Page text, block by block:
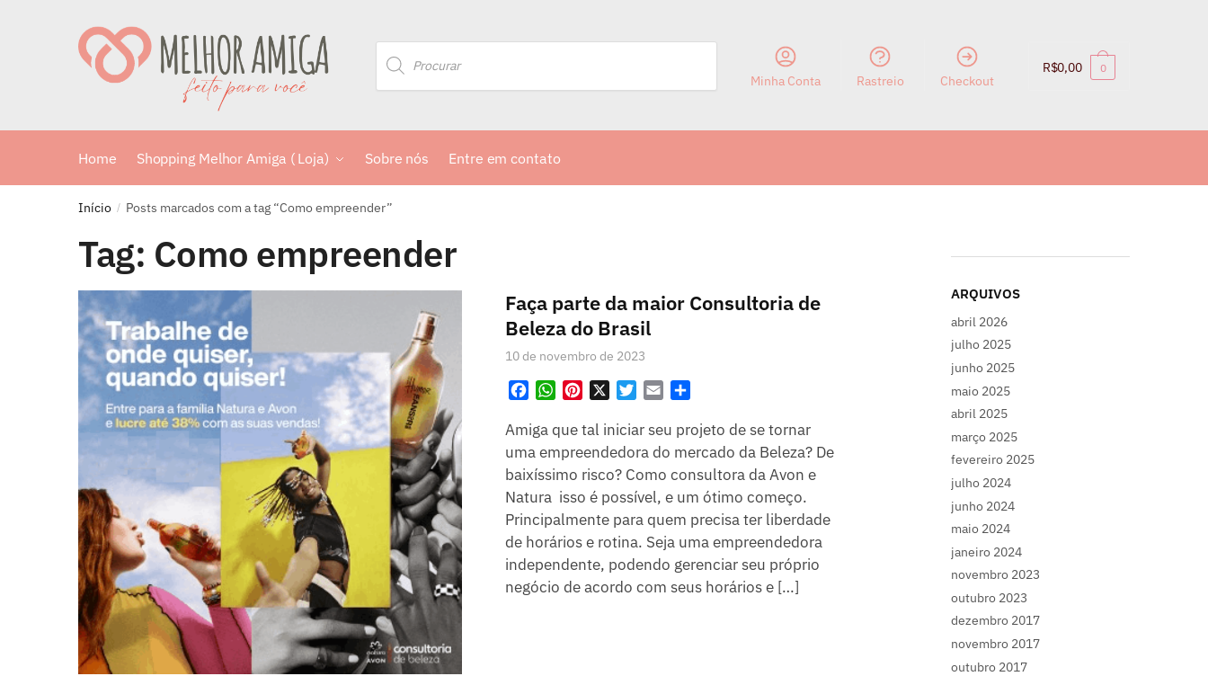
Minha Conta Rastreio Checkout
R$0,00 0
Home Shopping Melhor Amiga ( Loja) Sobre nós Entre em contato
Início / Posts marcados com a tag “Como empreender”
Tag: Como empreender
Faça parte da maior Consultoria de
Beleza do Brasil
10 de novembro de 2023
c
e
b
k
W
a
t
s
A
p
p
n
t
e
s
t
i
t
t
e
a
i
l
a
r
e
Amiga que tal iniciar seu projeto de se tornar
uma empreendedora do mercado da Beleza? De
baixíssimo risco? Como consultora da Avon e
Natura isso é possível, e um ótimo começo.
Principalmente para quem precisa ter liberdade
de horários e rotina. Seja uma empreendedora
independente, podendo gerenciar seu próprio
negócio de acordo com seus horários e […]
ARQUIVOS
abril 2026
julho 2025
junho 2025
maio 2025
abril 2025
março 2025
fevereiro 2025
julho 2024
junho 2024
maio 2024
janeiro 2024
novembro 2023
outubro 2023
dezembro 2017
novembro 2017
outubro 2017